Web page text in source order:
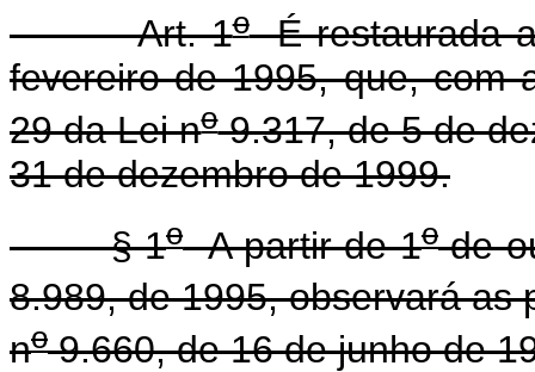
Art. 1oÉ restaurada
fevereiro de 1995, que, com
29 da Lei no9.317, de 5 de
31 de dezembro de 1999.
§ 1oA partir de 1ode
8.989, de 1995, observará as
no9.660, de 16 de junho de